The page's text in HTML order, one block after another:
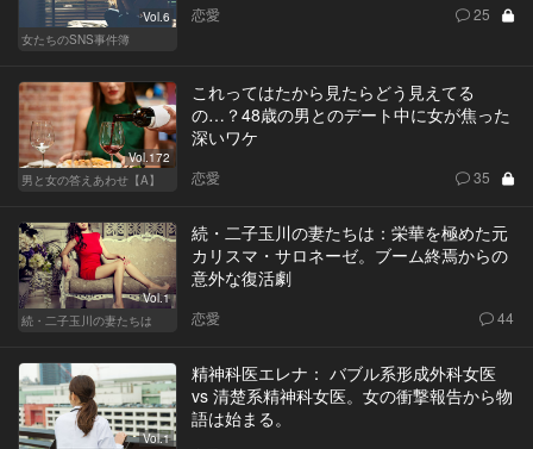
Vol.6
女たちのSNS事件簿
恋愛 25
Vol.172
男と女の答えあわせ【A】
これってはたから見たらどう見えてる
の…？48歳の男とのデート中に女が焦った
深いワケ
恋愛 35
Vol.1
続・二子玉川の妻たちは
続・二子玉川の妻たちは：栄華を極めた元
カリスマ・サロネーゼ。ブーム終焉からの
意外な復活劇
恋愛 44
Vol.1
精神科医エレナ： バブル系形成外科女医
vs 清楚系精神科女医。女の衝撃報告から物
語は始まる。